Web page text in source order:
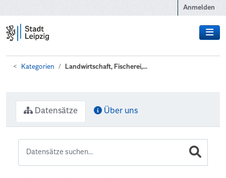
Anmelden
Kategorien Landwirtschaft, Fischerei,...
Datensätze Über uns